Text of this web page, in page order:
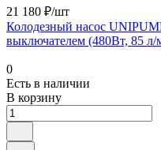
21 180 ₽/шт
Колодезный насос
выключателем (480Вт, 85
0
Есть в наличии
В корзину